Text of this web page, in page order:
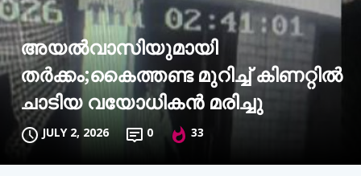
അയല്‍വാസിയുമായി
തര്‍ക്കം;കൈത്തണ്ട മുറിച്ച് കിണറ്റില്‍
ചാടിയ വയോധികന്‍ മരിച്ചു
JULY 2, 2026 0 33